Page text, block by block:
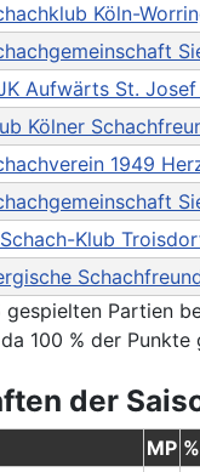
Köln-
Aufwärts St. Josef
Kölner
1949
Schach-Klub
Partien
100 % der
der
MP